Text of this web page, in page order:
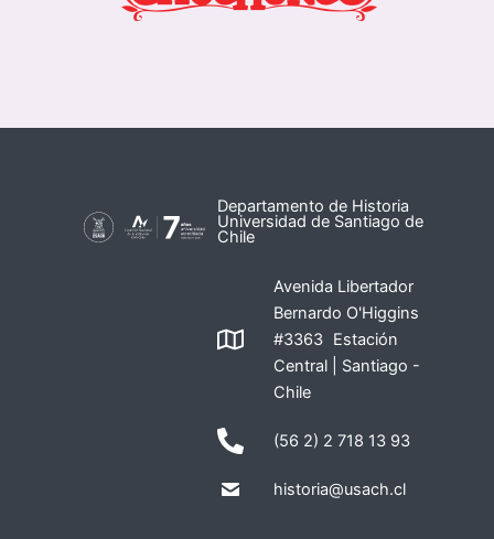
Departamento de Historia
Universidad de Santiago de
Chile
Avenida Libertador
Bernardo O'Higgins
#3363 Estación
Central | Santiago -
Chile
(56 2) 2 718 13 93
historia@usach.cl